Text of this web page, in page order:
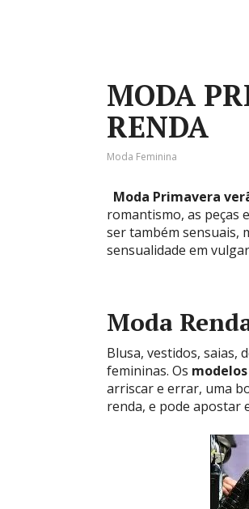
MODA
RENDA
Moda Feminina
Moda Primavera
romantismo, as peças
ser também sensuais,
sensualidade em
Moda
Blusa, vestidos, saias,
femininas. Os
arriscar e errar, uma
renda, e pode apostar